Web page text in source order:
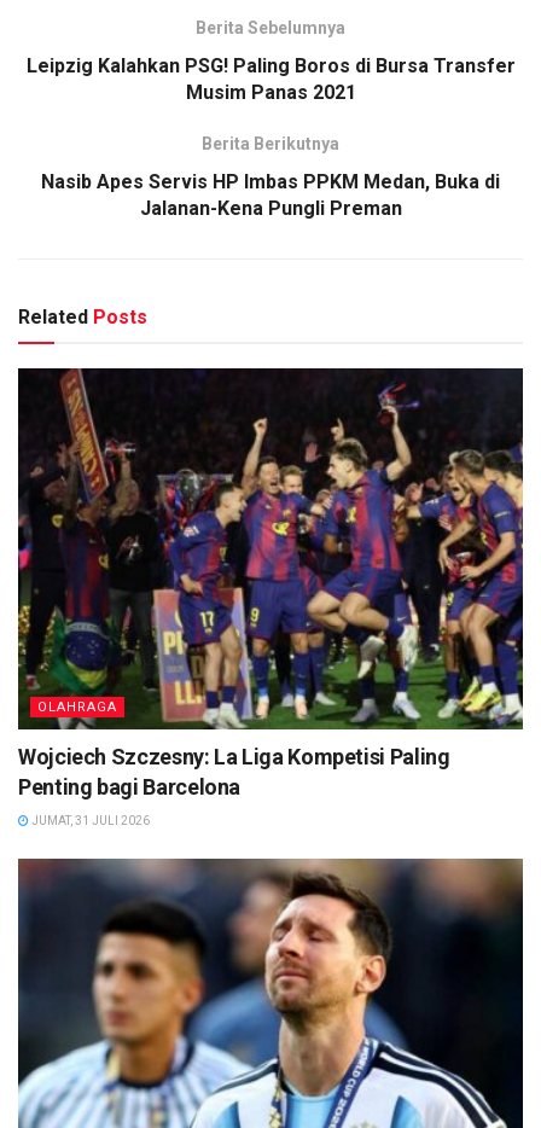
Berita Sebelumnya
Leipzig Kalahkan PSG! Paling Boros di Bursa Transfer
Musim Panas 2021
Berita Berikutnya
Nasib Apes Servis HP Imbas PPKM Medan, Buka di
Jalanan-Kena Pungli Preman
Related Posts
OLAHRAGA
Wojciech Szczesny: La Liga Kompetisi Paling
Penting bagi Barcelona
JUMAT, 31 JULI 2026